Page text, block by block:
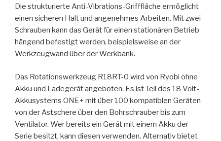
Die strukturierte Anti-Vibrations-Grifffläche ermöglicht
einen sicheren Halt und angenehmes Arbeiten. Mit zwei
Schrauben kann das Gerät für einen stationären Betrieb
hängend befestigt werden, beispielsweise an der
Werkzeugwand über der Werkbank.
Das Rotationswerkzeug R18RT-0 wird von Ryobi ohne
Akku und Ladegerät angeboten. Es ist Teil des 18 Volt-
Akkusystems ONE+ mit über 100 kompatiblen Geräten
von der Astschere über den Bohrschrauber bis zum
Ventilator. Wer bereits ein Gerät mit einem Akku der
Serie besitzt, kann diesen verwenden. Alternativ bietet